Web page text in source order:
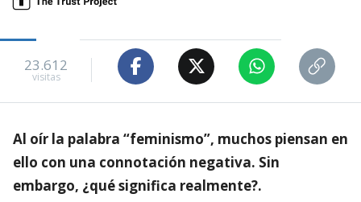
23.612
visitas
Al oír la palabra “feminismo”, muchos piensan en
ello con una connotación negativa. Sin
embargo, ¿qué significa realmente?.